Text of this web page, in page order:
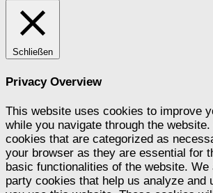
Schließen
Privacy Overview
This website uses cookies to improve
while you navigate through the
cookies that are categorized as
your browser as they are essential for
basic functionalities of the website. We
party cookies that help us analyze and